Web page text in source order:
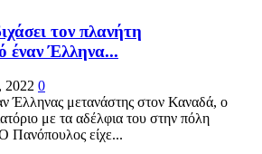
τον πλανήτη
έναν Έλληνα...
2022 0
Έλληνας μετανάστης στον Καναδά, ο
με τα αδέλφια του στην πόλη
Πανόπουλος είχε...